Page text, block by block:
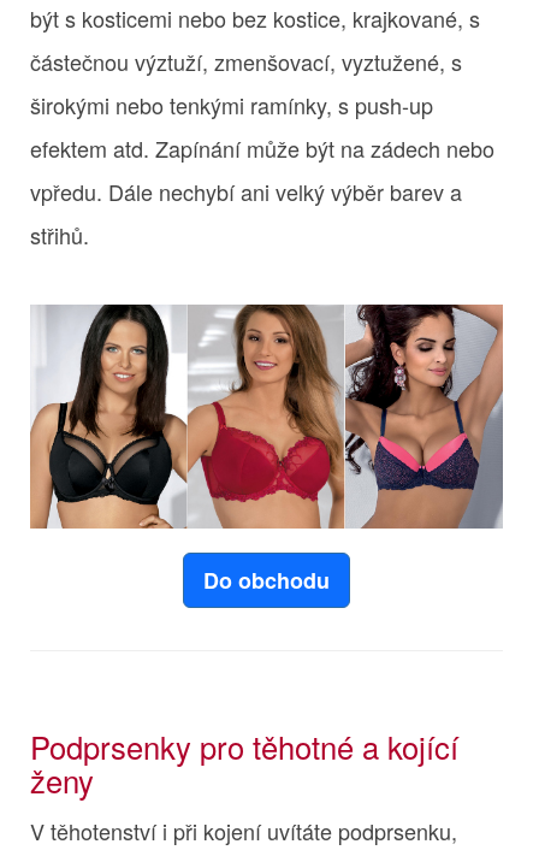
být s kosticemi nebo bez kostice, krajkované, s
částečnou výztuží, zmenšovací, vyztužené, s
širokými nebo tenkými ramínky, s push-up
efektem atd. Zapínání může být na zádech nebo
vpředu. Dále nechybí ani velký výběr barev a
střihů.
Do obchodu
Podprsenky pro těhotné a kojící
ženy
V těhotenství i při kojení uvítáte podprsenku,